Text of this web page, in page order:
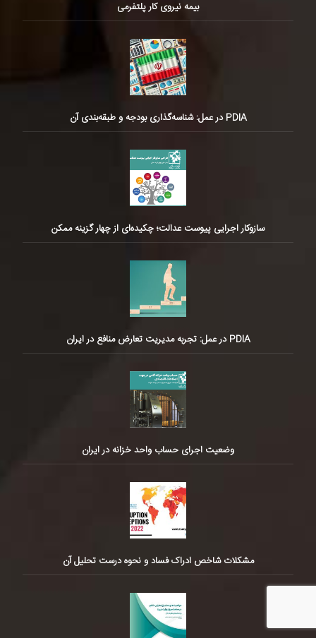
بیمه نیروی کار پلتفرمی
PDIA در عمل: شناسه‌گذاری بودجه و طبقه‌بندی آن
سازوکار اجرایی پیوست عدالت؛ چکیده‌ای از چهار گزینه ممکن
PDIA در عمل: تجربه مدیریت تعارض منافع در ایران
وضعیت اجرای حساب واحد خزانه در ایران
مشکلات شاخص ادراک فساد و نحوه درست تحلیل آن